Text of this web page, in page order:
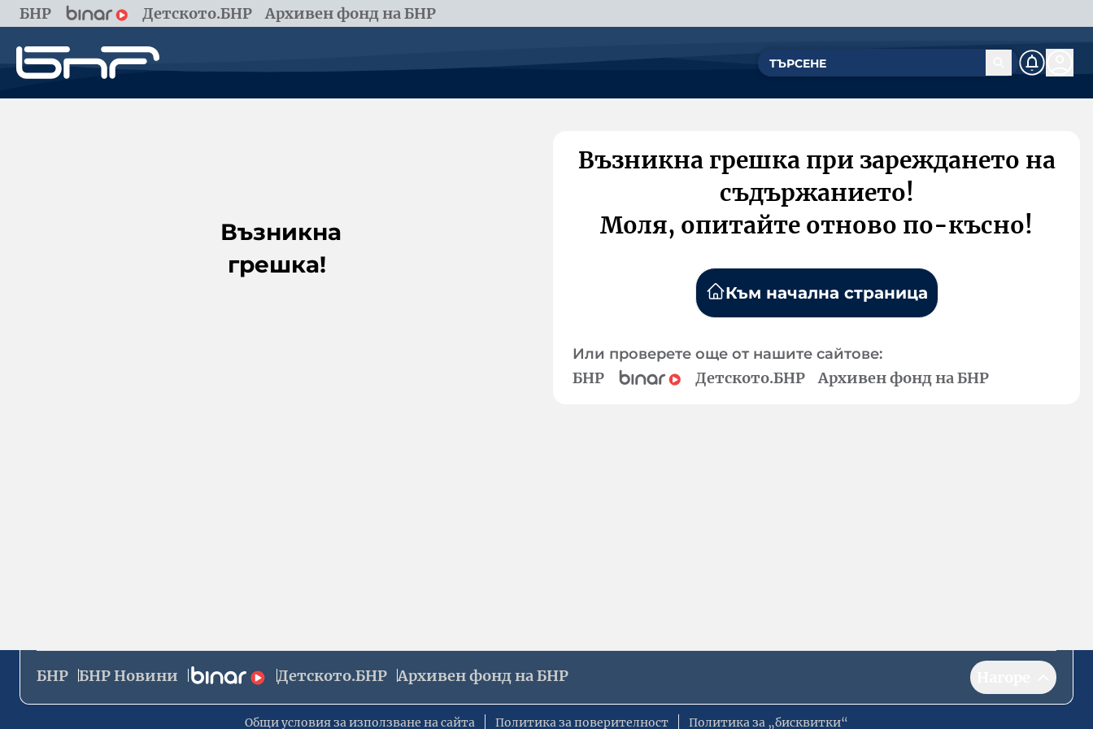
БНР Детското.БНР Архивен фонд на БНР
Възникна
грешка!
Възникна грешка при зареждането на
съдържанието!
Моля, опитайте отново по-късно!
Към начална страница
Или проверете още от нашите сайтове:
БНР Детското.БНР Архивен фонд на БНР
БНР БНР Новини Детското.БНР Архивен фонд на БНР
Общи условия за използване на сайта Политика за поверителност Политика за „бисквитки“